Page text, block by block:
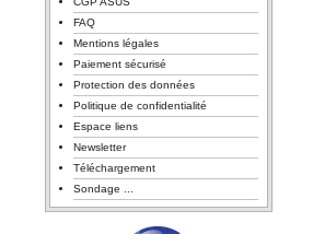
FAQ
Mentions légales
Paiement sécurisé
Protection des données
Politique de confidentialité
Espace liens
Newsletter
Téléchargement
Sondage ...